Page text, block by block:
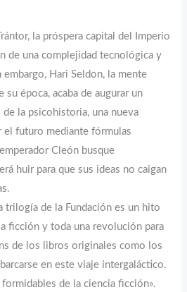
la próspera capital del Imperio
de una complejidad tecnológica y
Hari Seldon, la mente
época, acaba de augurar un
la psicohistoria, una nueva
el futuro mediante fórmulas
Cleón busque
huir para que sus ideas no caigan
trilogía de la Fundación es un hito
ficción y toda una revolución para
de los libros originales como los
en este viaje intergaláctico.
formidables de la ciencia ficción».